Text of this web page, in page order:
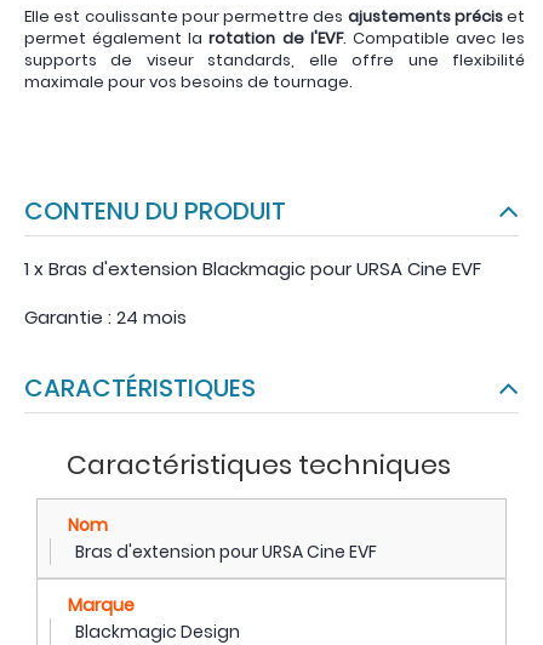
Elle est coulissante pour permettre des ajustements préciset
permet également larotation de l'EVF. Compatible avec les
supports de viseur standards, elle offre une flexibilité
maximale pour vos besoins de tournage.
CONTENU DU PRODUIT
1 x Bras d'extension Blackmagic pour URSA Cine EVF
Garantie : 24 mois
CARACTÉRISTIQUES
Caractéristiques techniques
Nom
Bras d'extension pour URSA Cine EVF
Marque
Blackmagic Design